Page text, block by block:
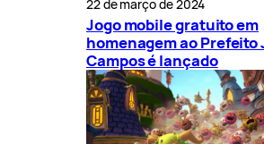
22 de março de 2024
Jogo mobile gratuito em
homenagem ao Prefeito
Campos é lançado